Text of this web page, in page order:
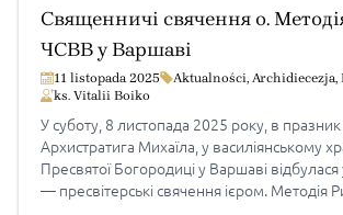
Священничі свячення о.
ЧСВВ у Варшаві
11 listopada 2025 Aktualności, Archidiecezja,
ks. Vitalii Boiko
У суботу, 8 листопада 2025 року, в
Архистратига Михаїла, у василіянському
Пресвятої Богородиці у Варшаві відбулася
— пресвітерські свячення ієром. Методія